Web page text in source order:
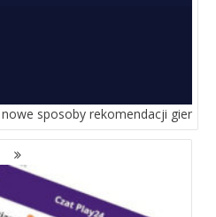
sposoby rekomendacji gier